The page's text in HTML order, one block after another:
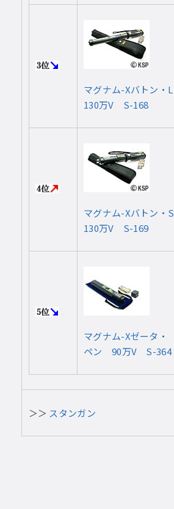
マグナム-Xバトン・L
130万V S-168
マグナム-Xバトン・S
130万V S-169
マグナム-Xゼータ・
ペン 90万V S-364
＞＞ スタンガン